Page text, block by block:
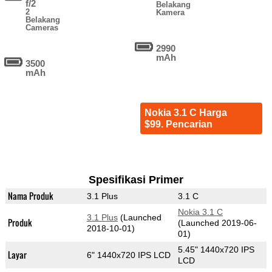
f/2
2
Belakang
Cameras
3500
mAh
Belakang
Kamera
2990
mAh
Nokia 3.1 C Harga
$99. Pencarian
Spesifikasi Primer
Nama Produk 3.1 Plus 3.1 C
Produk 3.1 Plus(Launched
2018-10-01)
Nokia 3.1 C
(Launched 2019-06-
01)
Layar 6" 1440x720 IPS LCD
5.45" 1440x720 IPS
LCD